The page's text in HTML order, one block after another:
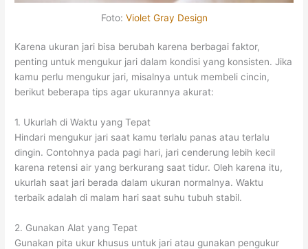
Foto: Violet Gray Design
Karena ukuran jari bisa berubah karena berbagai faktor,
penting untuk mengukur jari dalam kondisi yang konsisten. Jika
kamu perlu mengukur jari, misalnya untuk membeli cincin,
berikut beberapa tips agar ukurannya akurat:
1. Ukurlah di Waktu yang Tepat
Hindari mengukur jari saat kamu terlalu panas atau terlalu
dingin. Contohnya pada pagi hari, jari cenderung lebih kecil
karena retensi air yang berkurang saat tidur. Oleh karena itu,
ukurlah saat jari berada dalam ukuran normalnya. Waktu
terbaik adalah di malam hari saat suhu tubuh stabil.
2. Gunakan Alat yang Tepat
Gunakan pita ukur khusus untuk jari atau gunakan pengukur